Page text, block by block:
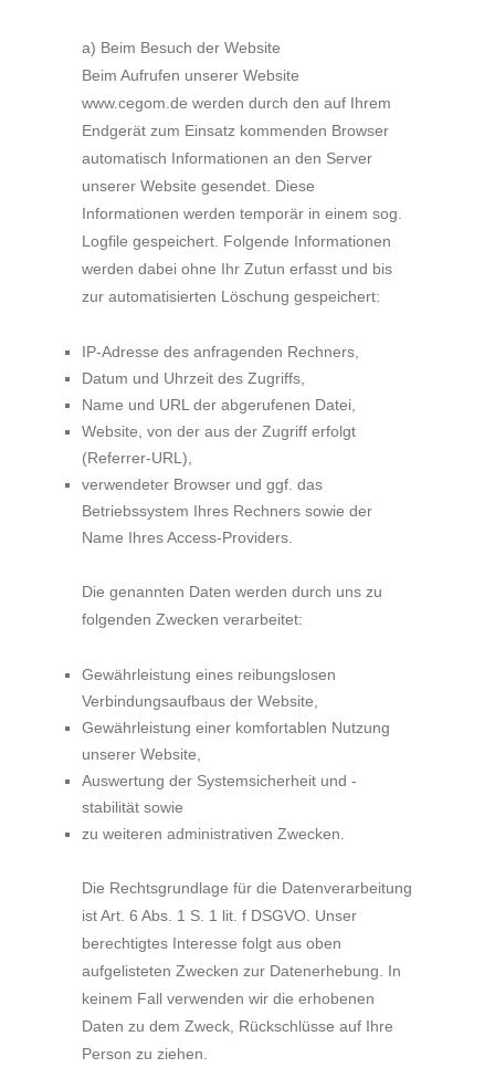
a) Beim Besuch der Website
Beim Aufrufen unserer Website
www.cegom.de werden durch den auf Ihrem
Endgerät zum Einsatz kommenden Browser
automatisch Informationen an den Server
unserer Website gesendet. Diese
Informationen werden temporär in einem sog.
Logfile gespeichert. Folgende Informationen
werden dabei ohne Ihr Zutun erfasst und bis
zur automatisierten Löschung gespeichert:
IP-Adresse des anfragenden Rechners,
Datum und Uhrzeit des Zugriffs,
Name und URL der abgerufenen Datei,
Website, von der aus der Zugriff erfolgt
(Referrer-URL),
verwendeter Browser und ggf. das
Betriebssystem Ihres Rechners sowie der
Name Ihres Access-Providers.
Die genannten Daten werden durch uns zu
folgenden Zwecken verarbeitet:
Gewährleistung eines reibungslosen
Verbindungsaufbaus der Website,
Gewährleistung einer komfortablen Nutzung
unserer Website,
Auswertung der Systemsicherheit und -
stabilität sowie
zu weiteren administrativen Zwecken.
Die Rechtsgrundlage für die Datenverarbeitung
ist Art. 6 Abs. 1 S. 1 lit. f DSGVO. Unser
berechtigtes Interesse folgt aus oben
aufgelisteten Zwecken zur Datenerhebung. In
keinem Fall verwenden wir die erhobenen
Daten zu dem Zweck, Rückschlüsse auf Ihre
Person zu ziehen.